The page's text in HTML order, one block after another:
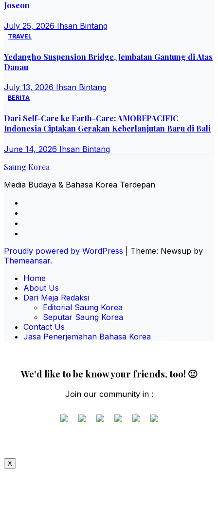
Joseon
July 25, 2026 Ihsan Bintang
TRAVEL
Yedangho Suspension Bridge, Jembatan Gantung di Atas
Danau
July 13, 2026 Ihsan Bintang
BERITA
Dari Self-Care ke Earth-Care: AMOREPACIFIC
Indonesia Ciptakan Gerakan Keberlanjutan Baru di Bali
June 14, 2026 Ihsan Bintang
Saung Korea
Media Budaya & Bahasa Korea Terdepan
Proudly powered by WordPress
Theme: Newsup by
Themeansar.
Home
About Us
Dari Meja Redaksi
Editorial Saung Korea
Seputar Saung Korea
Contact Us
Jasa Penerjemahan Bahasa Korea
We’d like to be know your friends, too! 🙂
Join our community in :
X